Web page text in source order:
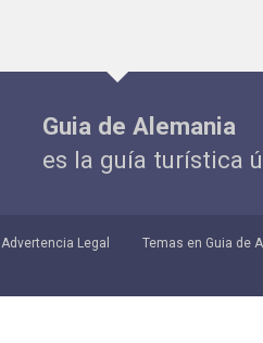
Guia de Alemania
es la guía turística
Advertencia Legal Temas en Guia de